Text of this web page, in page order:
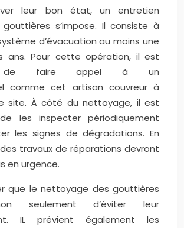
leur bon état, un entretien
s’impose. Il consiste à
d’évacuation au moins une
ans. Pour cette opération, il est
de faire appel à un
comme cet artisan couvreur à
site. À côté du nettoyage, il est
les inspecter périodiquement
les signes de dégradations. En
des travaux de réparations devront
en urgence.
que le nettoyage des gouttières
seulement d’éviter leur
IL prévient également les